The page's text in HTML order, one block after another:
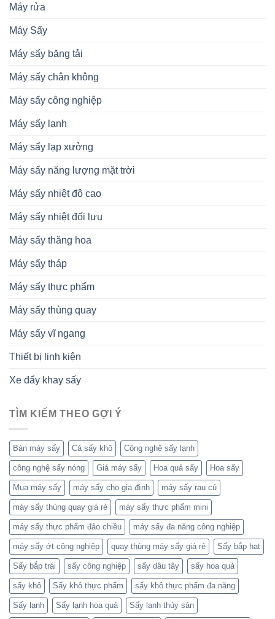
Máy rửa
Máy Sấy
Máy sấy băng tải
Máy sấy chân không
Máy sấy công nghiệp
Máy sấy lạnh
Máy sấy lạp xưởng
Máy sấy năng lượng mặt trời
Máy sấy nhiệt độ cao
Máy sấy nhiệt đối lưu
Máy sấy thăng hoa
Máy sấy tháp
Máy sấy thực phẩm
Máy sấy thùng quay
Máy sấy vĩ ngang
Thiết bị linh kiện
Xe đẩy khay sấy
TÌM KIẾM THEO GỢI Ý
Bán máy sấy Cá sấy khô Công nghệ sấy lạnh
công nghệ sấy nóng Giá máy sấy Hoa quả sấy Hoa sấy
Mua máy sấy máy sấy cho gia đình máy sấy rau củ
máy sấy thùng quay giá rẻ máy sấy thực phẩm mini
máy sấy thực phẩm đảo chiều máy sấy đa năng công nghiệp
máy sấy ớt công nghiệp quay thùng máy sấy giá rẻ Sấy bắp hạt
Sấy bắp trái sấy công nghiệp sấy dâu tây sấy hoa quả
sấy khô Sấy khô thực phẩm sấy khô thực phẩm đa năng
Sấy lạnh Sấy lạnh hoa quả Sấy lạnh thủy sản